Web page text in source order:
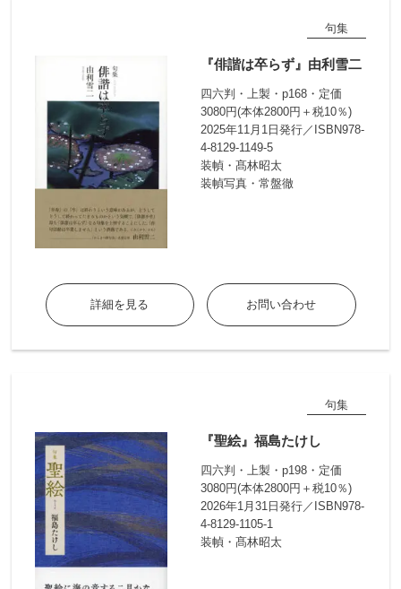
句集
『俳諧は卒らず』由利雪二
四六判・上製・p168・定価
3080円(本体2800円＋税10％)
2025年11月1日発行／ISBN978-
4-8129-1149-5
装幀・髙林昭太
装幀写真・常盤徹
詳細を見る お問い合わせ
句集
『聖絵』福島たけし
四六判・上製・p198・定価
3080円(本体2800円＋税10％)
2026年1月31日発行／ISBN978-
4-8129-1105-1
装幀・髙林昭太